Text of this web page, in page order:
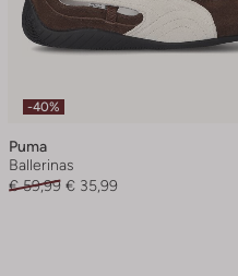
-40%
Puma
Ballerinas
€ 59,99 € 35,99